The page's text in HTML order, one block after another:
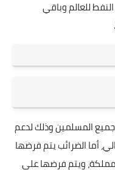
للعالم وباقي
المسلمين وذلك لدعم
أما الضرائب يتم فرضها
ويتم فرضها على